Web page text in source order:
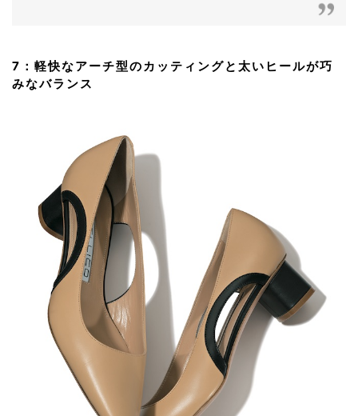
7：軽快なアーチ型のカッティングと太いヒールが巧
みなバランス